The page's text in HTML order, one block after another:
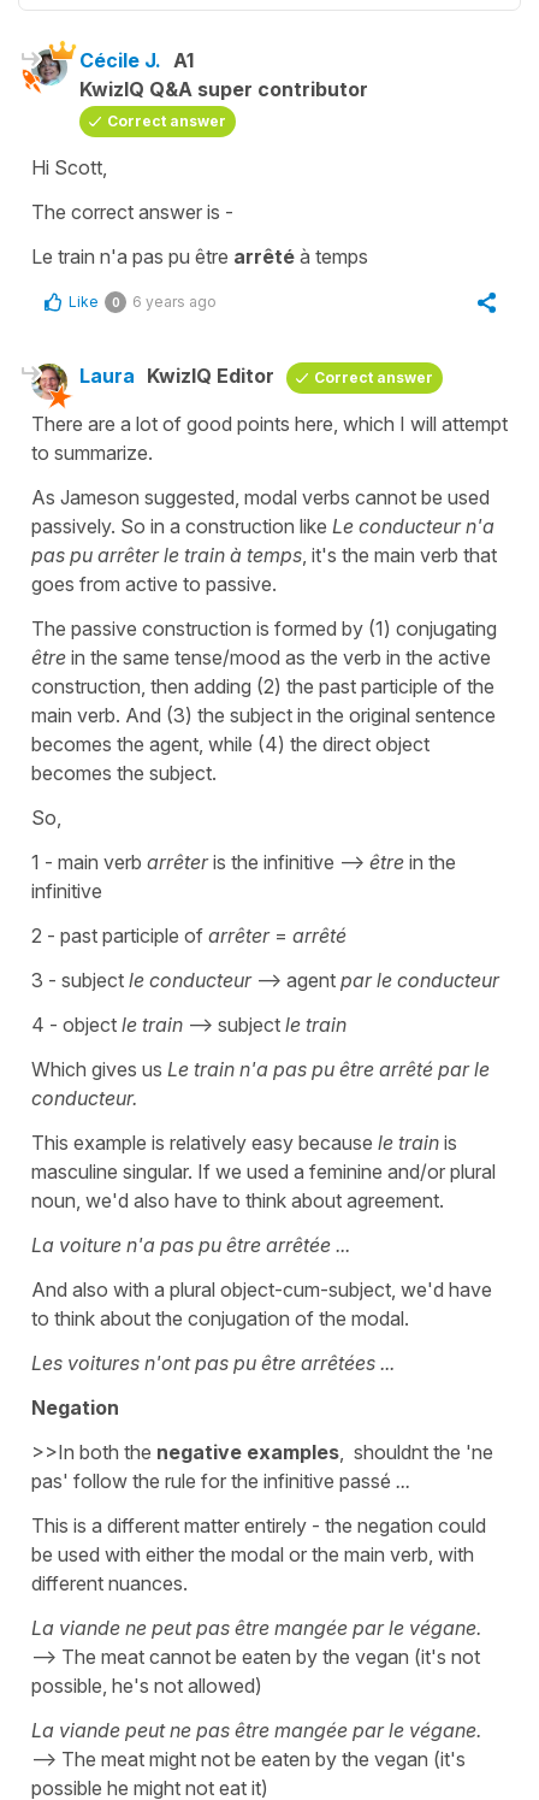
Cécile J. A1
KwizIQ Q&A super contributor
Correct answer
Hi Scott,
The correct answer is -
Le train n'a pas pu être arrêté à temps
Like 0 6 years ago
Laura KwizIQ Editor Correct answer
There are a lot of good points here, which I will attempt
to summarize.
As Jameson suggested, modal verbs cannot be used
passively. So in a construction like Le conducteur n'a
pas pu arrêter le train à temps , it's the main verb that
goes from active to passive.
The passive construction is formed by (1) conjugating
être in the same tense/mood as the verb in the active
construction, then adding (2) the past participle of the
main verb. And (3) the subject in the original sentence
becomes the agent, while (4) the direct object
becomes the subject.
So,
1 - main verb arrêteris the infinitive --> être in the
infinitive
2 - past participle of arrêter = arrêté
3 - subject le conducteur--> agent par le conducteur
4 - object le train --> subject le train
Which gives us Le train n'a pas pu être arrêté par le
conducteur.
This example is relatively easy because le train is
masculine singular. If we used a feminine and/or plural
noun, we'd also have to think about agreement.
La voiture n'a pas pu être arrêtée ...
And also with a plural object-cum-subject, we'd have
to think about the conjugation of the modal.
Les voitures n'ont pas pu être arrêtées ...
Negation
>>In both the negative examples , shouldnt the 'ne
pas' follow the rule for the infinitive passé ...
This is a different matter entirely - the negation could
be used with either the modal or the main verb, with
different nuances.
La viande ne peut pas être mangée par le végane.
--> The meat cannot be eaten by the vegan (it's not
possible, he's not allowed)
La viande peut ne pas être mangée par le végane.
--> The meat might not be eaten by the vegan (it's
possible he might not eat it)